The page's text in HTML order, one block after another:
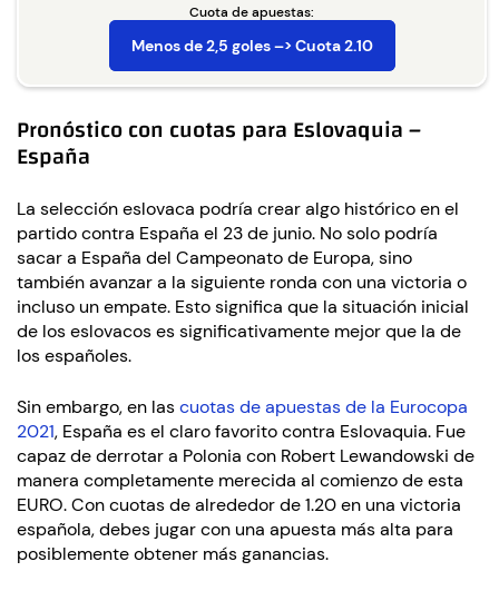
Cuota de apuestas:
Menos de 2,5 goles –> Cuota 2.10
Pronóstico con cuotas para Eslovaquia –
España
La selección eslovaca podría crear algo histórico en el
partido contra España el 23 de junio. No solo podría
sacar a España del Campeonato de Europa, sino
también avanzar a la siguiente ronda con una victoria o
incluso un empate. Esto significa que la situación inicial
de los eslovacos es significativamente mejor que la de
los españoles.
Sin embargo, en lascuotas de apuestas de la Eurocopa
2021, España es el claro favorito contra Eslovaquia. Fue
capaz de derrotar a Polonia con Robert Lewandowski de
manera completamente merecida al comienzo de esta
EURO. Con cuotas de alrededor de 1.20 en una victoria
española, debes jugar con una apuesta más alta para
posiblemente obtener más ganancias.